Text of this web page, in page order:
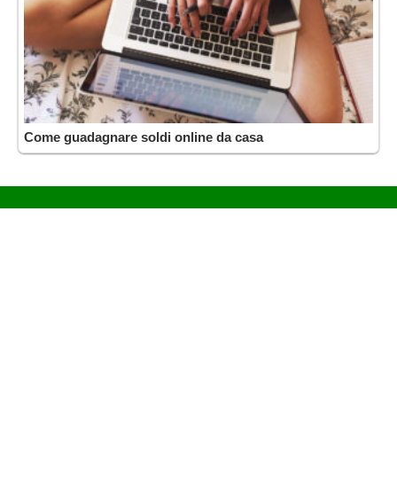
Come guadagnare soldi online da casa